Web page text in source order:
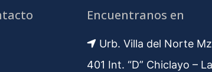
Encuentranos en
Urb. Villa del Norte
401 Int. “D” Chiclayo –